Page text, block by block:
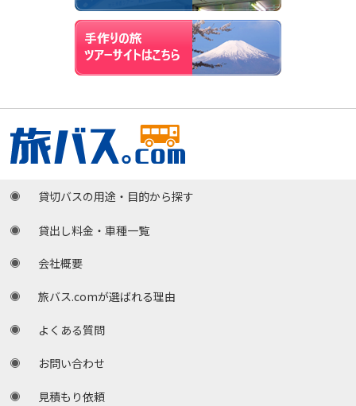
貸切バスの用途・目的から探す
貸出し料金・車種一覧
会社概要
旅バス.comが選ばれる理由
よくある質問
お問い合わせ
見積もり依頼